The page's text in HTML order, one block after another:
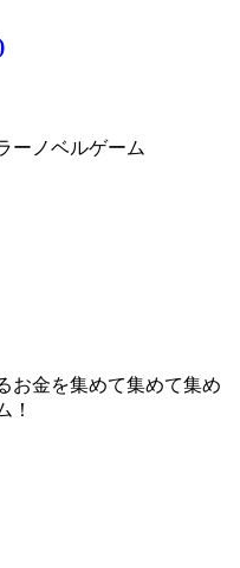
ーノベルゲーム
お金を集めて集めて集め
！